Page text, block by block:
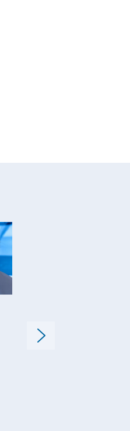
de Integrated
Brasil para reduzir a